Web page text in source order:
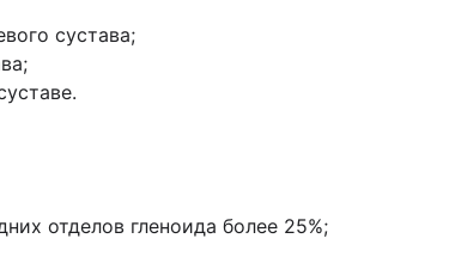
сустава;
отделов гленоида более 25%;